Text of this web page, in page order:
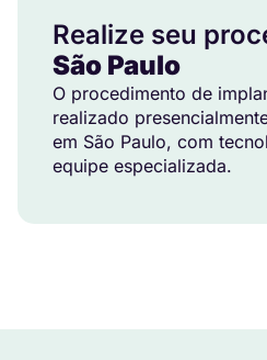
Realize seu
São Paulo
O procedimento de
realizado
em São Paulo, com
equipe especializada.